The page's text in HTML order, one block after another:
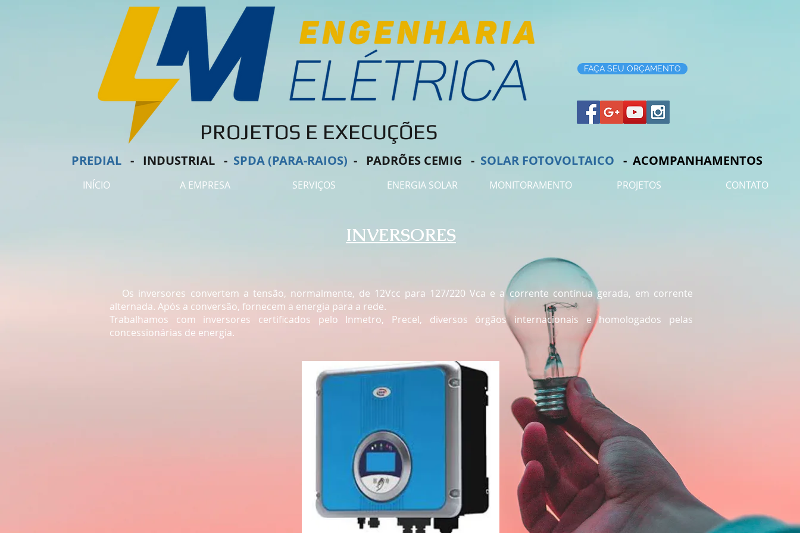
PROJETOS E EXECUÇÕES
FAÇA SEU ORÇAMENTO
PREDIAL - INDUSTRIAL - SPDA (PARA-RAIOS) - PADRÕES CEMIG - SOLAR FOTOVOLTAICO - ACOMPANHAMENTOS
INÍCIO A EMPRESA SERVIÇOS ENERGIA SOLAR MONITORAMENTO PROJETOS CONTATO
INVERSORES
Os inversores convertem a tensão, normalmente, de 12Vcc para 127/220 Vca e a corrente contínua gerada, em corrente
alternada. Após a conversão, fornecem a energia para a rede.
Trabalhamos com inversores certificados pelo Inmetro, Precel, diversos órgãos internacionais e homologados pelas
concessionárias de energia.